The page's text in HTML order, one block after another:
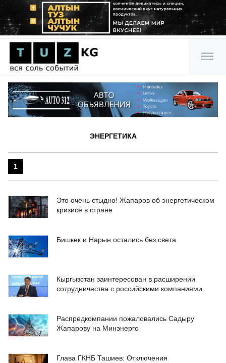
ЭНЕРГЕТИКА
1
Это очень стыдно! Жапаров об энергетическом
кризисе в стране
Бишкек и Нарын остались без света
Кыргызстан заинтересован в расширении
сотрудничества с российскими компаниями
Распредкомпании пожаловались Садыру
Жапарову на Минэнерго
Глава ГКНБ Ташиев: Отключения